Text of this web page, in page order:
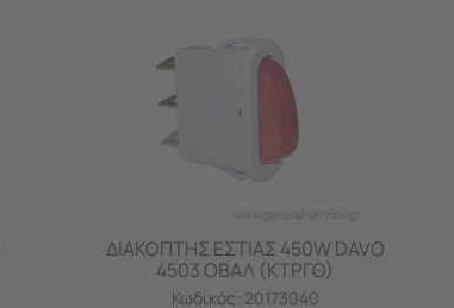
ΔΙΑΚΟΠΤΗΣ ΕΣΤΙΑΣ 450W DAVO
4503 ΟΒΑΛ (ΚΤΡΓΘ)
Κωδικός: 20173040